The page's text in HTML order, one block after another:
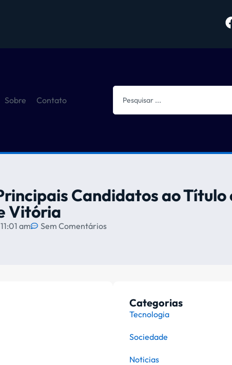
Sobre Contato
Candidatos ao Título
Vitória
11:01 am Sem Comentários
Categorias
Tecnologia
Sociedade
Noticias